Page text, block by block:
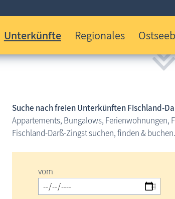
Unterkünfte Regionales
Suche nach freien UnterkünftenFischland-
Appartements, Bungalows, Ferienwohnungen,
Fischland-Darß-Zingst suchen, finden & buchen.
vom